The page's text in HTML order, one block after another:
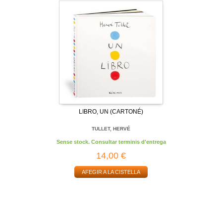
LIBRO, UN (CARTONÉ)
TULLET, HERVÉ
Sense stock. Consultar terminis d'entrega
14,00 €
AFEGIR A LA CISTELLA